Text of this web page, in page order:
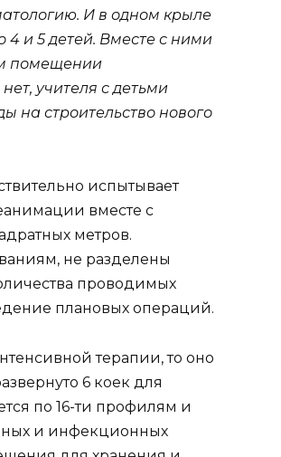
И в одном крыле
4 и 5 детей. Вместе с ними
помещении
учителя с детьми
на строительство нового
испытывает
вместе с
метров.
не разделены
проводимых
плановых операций.
терапии, то оно
6 коек для
по 16-ти профилям и
и инфекционных